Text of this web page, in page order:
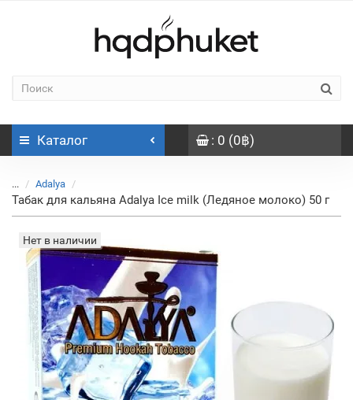
Каталог : 0 (0฿)
... Adalya
Табак для кальяна Adalya Ice milk (Ледяное молоко) 50 г
Нет в наличии